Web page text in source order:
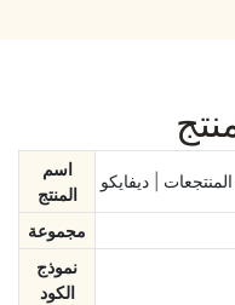
اسم
المنتج
| ديفايكو
مجموعة
نموذج
الكود